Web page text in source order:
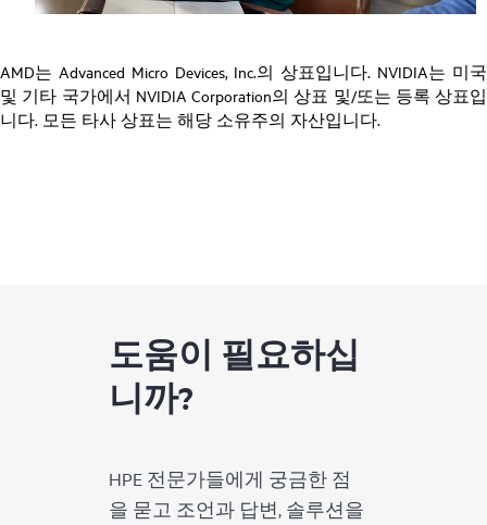
AMD는 Advanced Micro Devices, Inc.의 상표입니다. NVIDIA는 미국
및 기타 국가에서 NVIDIA Corporation의 상표 및/또는 등록 상표입
니다. 모든 타사 상표는 해당 소유주의 자산입니다.
도움이 필요하십
니까?
HPE 전문가들에게 궁금한 점
을 묻고 조언과 답변, 솔루션을